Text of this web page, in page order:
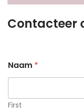
Contacteer
Naam *
First